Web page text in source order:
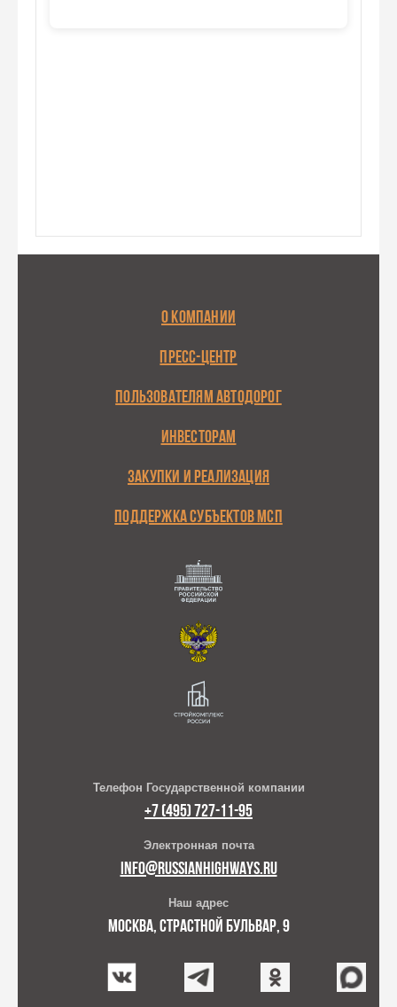
О КОМПАНИИ
ПРЕСС-ЦЕНТР
ПОЛЬЗОВАТЕЛЯМ АВТОДОРОГ
ИНВЕСТОРАМ
ЗАКУПКИ И РЕАЛИЗАЦИЯ
ПОДДЕРЖКА СУБЪЕКТОВ МСП
Телефон Государственной компании
+7 (495) 727-11-95
Электронная почта
INFO@RUSSIANHIGHWAYS.RU
Наш адрес
МОСКВА, СТРАСТНОЙ БУЛЬВАР, 9